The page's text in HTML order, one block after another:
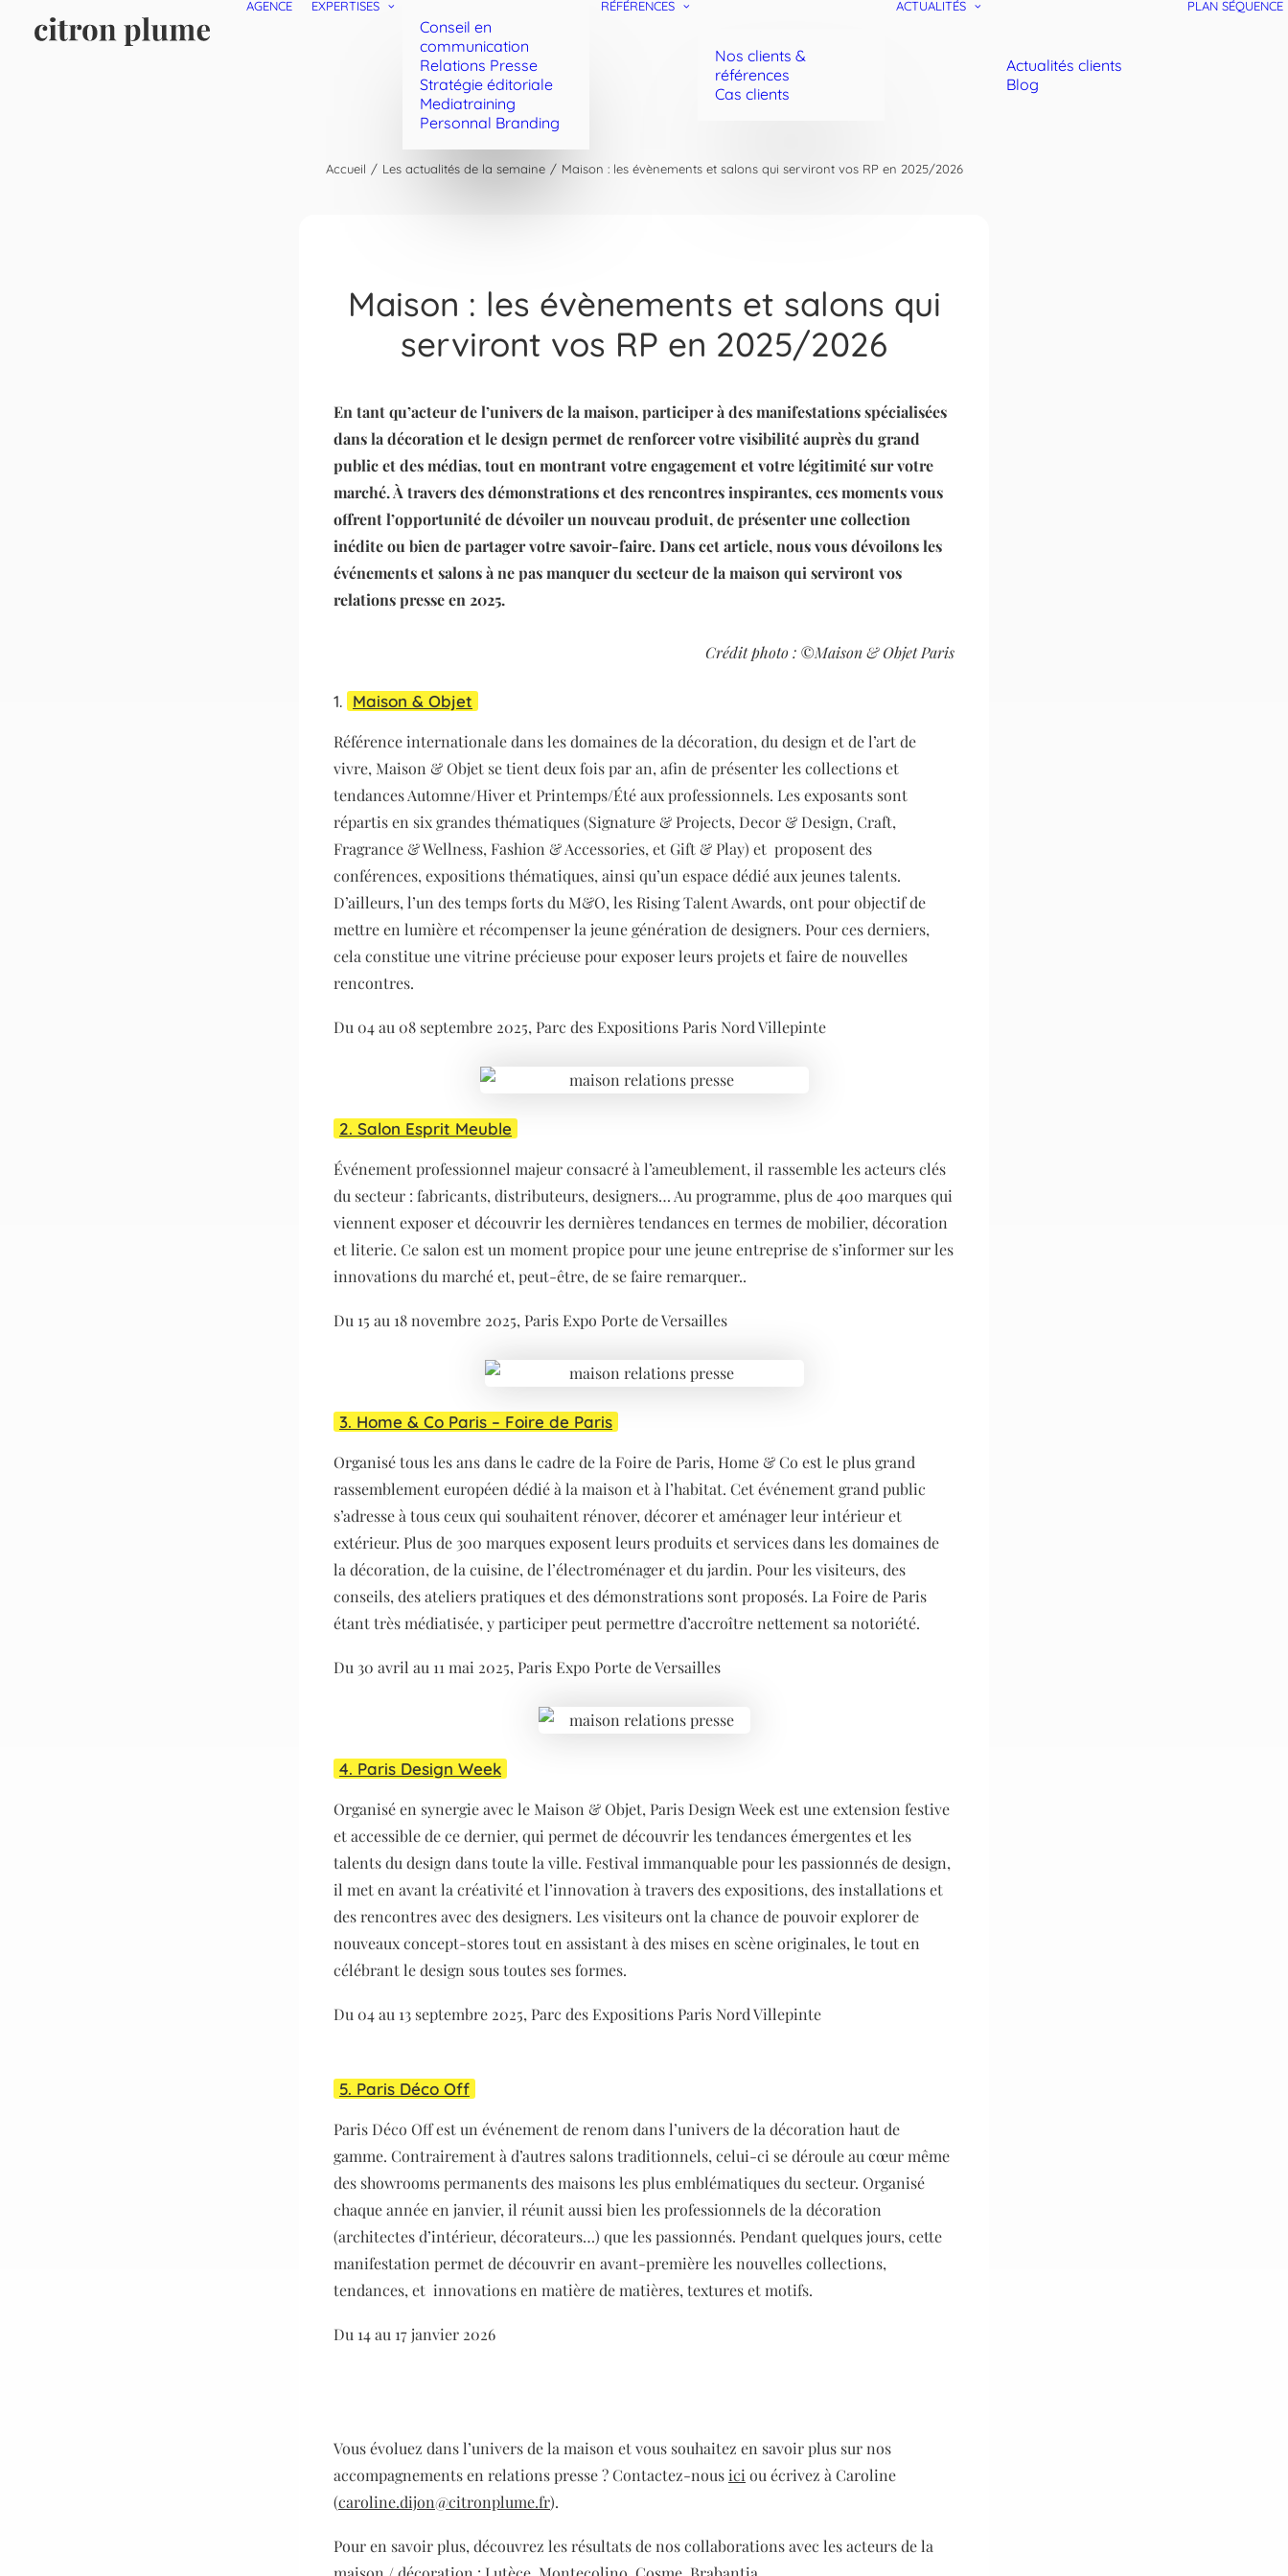
AGENCE EXPERTISES
Conseil en
communication
Relations Presse
Stratégie éditoriale
Mediatraining
Personnal Branding
RÉFÉRENCES
Nos clients &
références
Cas clients
ACTUALITÉS
Actualités clients
Blog
PLAN SÉQUENCE
Accueil Les actualités de la semaine Maison : les évènements et salons qui serviront vos RP en 2025/2026
Maison : les évènements et salons qui
serviront vos RP en 2025/2026
En tant qu’acteur de l’univers de la maison, participer à des manifestations spécialisées
dans la décoration et le design permet de renforcer votre visibilité auprès du grand
public et des médias, tout en montrant votre engagement et votre légitimité sur votre
marché. À travers des démonstrations et des rencontres inspirantes, ces moments vous
offrent l’opportunité de dévoiler un nouveau produit, de présenter une collection
inédite ou bien de partager votre savoir-faire. Dans cet article, nous vous dévoilons les
événements et salons à ne pas manquer du secteur de la maison qui serviront vos
relations presse en 2025.
Crédit photo : ©Maison & Objet Paris
1. Maison & Objet
Référence internationale dans les domaines de la décoration, du design et de l’art de
vivre, Maison & Objet se tient deux fois par an, afin de présenter les collections et
tendances Automne/Hiver et Printemps/Été aux professionnels. Les exposants sont
répartis en six grandes thématiques (Signature & Projects, Decor & Design, Craft,
Fragrance & Wellness, Fashion & Accessories, et Gift & Play) et proposent des
conférences, expositions thématiques, ainsi qu’un espace dédié aux jeunes talents.
D’ailleurs, l’un des temps forts du M&O, les Rising Talent Awards, ont pour objectif de
mettre en lumière et récompenser la jeune génération de designers. Pour ces derniers,
cela constitue une vitrine précieuse pour exposer leurs projets et faire de nouvelles
rencontres.
Du 04 au 08 septembre 2025, Parc des Expositions Paris Nord Villepinte
2. Salon Esprit Meuble
Événement professionnel majeur consacré à l’ameublement, il rassemble les acteurs clés
du secteur : fabricants, distributeurs, designers… Au programme, plus de 400 marques qui
viennent exposer et découvrir les dernières tendances en termes de mobilier, décoration
et literie. Ce salon est un moment propice pour une jeune entreprise de s’informer sur les
innovations du marché et, peut-être, de se faire remarquer..
Du 15 au 18 novembre 2025, Paris Expo Porte de Versailles
3. Home & Co Paris – Foire de Paris
Organisé tous les ans dans le cadre de la Foire de Paris, Home & Co est le plus grand
rassemblement européen dédié à la maison et à l’habitat. Cet événement grand public
s’adresse à tous ceux qui souhaitent rénover, décorer et aménager leur intérieur et
extérieur. Plus de 300 marques exposent leurs produits et services dans les domaines de
la décoration, de la cuisine, de l’électroménager et du jardin. Pour les visiteurs, des
conseils, des ateliers pratiques et des démonstrations sont proposés. La Foire de Paris
étant très médiatisée, y participer peut permettre d’accroître nettement sa notoriété.
Du 30 avril au 11 mai 2025, Paris Expo Porte de Versailles
4. Paris Design Week
Organisé en synergie avec le Maison & Objet, Paris Design Week est une extension festive
et accessible de ce dernier, qui permet de découvrir les tendances émergentes et les
talents du design dans toute la ville. Festival immanquable pour les passionnés de design,
il met en avant la créativité et l’innovation à travers des expositions, des installations et
des rencontres avec des designers. Les visiteurs ont la chance de pouvoir explorer de
nouveaux concept-stores tout en assistant à des mises en scène originales, le tout en
célébrant le design sous toutes ses formes.
Du 04 au 13 septembre 2025, Parc des Expositions Paris Nord Villepinte
5. Paris Déco Off
Paris Déco Off est un événement de renom dans l’univers de la décoration haut de
gamme. Contrairement à d’autres salons traditionnels, celui-ci se déroule au cœur même
des showrooms permanents des maisons les plus emblématiques du secteur. Organisé
chaque année en janvier, il réunit aussi bien les professionnels de la décoration
(architectes d’intérieur, décorateurs…) que les passionnés. Pendant quelques jours, cette
manifestation permet de découvrir en avant-première les nouvelles collections,
tendances, et innovations en matière de matières, textures et motifs.
Du 14 au 17 janvier 2026
Vous évoluez dans l’univers de la maison et vous souhaitez en savoir plus sur nos
accompagnements en relations presse ? Contactez-nousici ou écrivez à Caroline
(caroline.dijon@citronplume.fr).
Pour en savoir plus, découvrez les résultats de nos collaborations avec les acteurs de la